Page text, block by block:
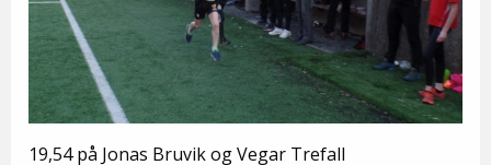
19,54 på Jonas Bruvik og Vegar Trefall